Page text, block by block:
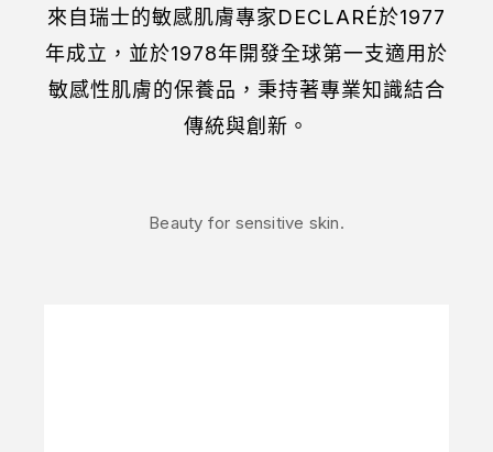
來自瑞士的敏感肌膚專家DECLARÉ於1977
年成立，並於1978年開發全球第一支適用於
敏感性肌膚的保養品，秉持著專業知識結合
傳統與創新。
Beauty for sensitive skin.